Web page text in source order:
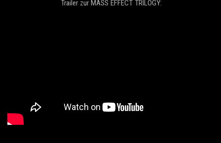
Trailer zur MASS EFFECT TRILOGY: